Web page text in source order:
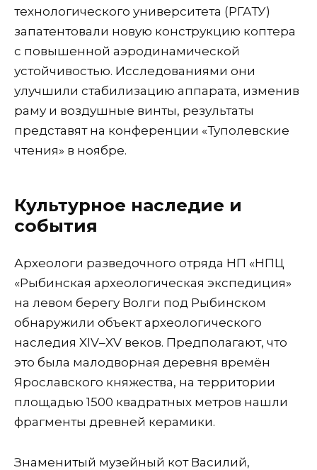
технологического университета (РГАТУ)
запатентовали новую конструкцию коптера
с повышенной аэродинамической
устойчивостью. Исследованиями они
улучшили стабилизацию аппарата, изменив
раму и воздушные винты, результаты
представят на конференции «Туполевские
чтения» в ноябре.
Культурное наследие и
события
Археологи разведочного отряда НП «НПЦ
«Рыбинская археологическая экспедиция»
на левом берегу Волги под Рыбинском
обнаружили объект археологического
наследия XIV–XV веков. Предполагают, что
это была малодворная деревня времён
Ярославского княжества, на территории
площадью 1500 квадратных метров нашли
фрагменты древней керамики.
Знаменитый музейный кот Василий,